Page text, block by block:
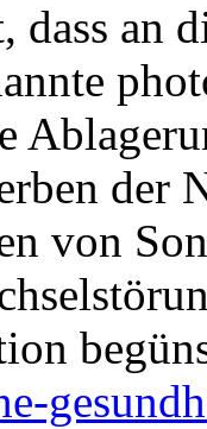
dass an
der
von